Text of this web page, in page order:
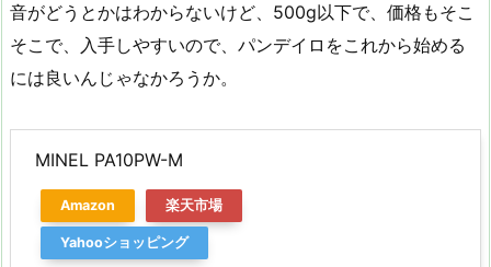
音がどうとかはわからないけど、500g以下で、価格もそこ
そこで、入手しやすいので、パンデイロをこれから始める
には良いんじゃなかろうか。
MINEL PA10PW-M
Amazon 楽天市場
Yahooショッピング